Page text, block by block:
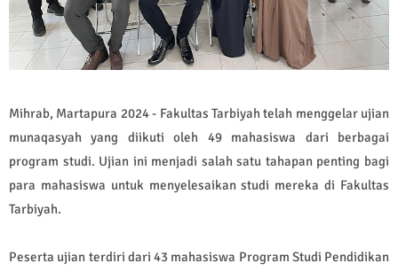
Mihrab, Martapura 2024 - Fakultas Tarbiyah telah menggelar ujian
munaqasyah yang diikuti oleh 49 mahasiswa dari berbagai
program studi. Ujian ini menjadi salah satu tahapan penting bagi
para mahasiswa untuk menyelesaikan studi mereka di Fakultas
Tarbiyah.
Peserta ujian terdiri dari 43 mahasiswa Program Studi Pendidikan